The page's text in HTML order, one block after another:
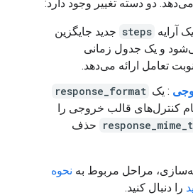
دو دسته تغییر وجود دارد:
آرایه steps جدید جایگزین
و یک جدول زمانی
تعامل ارائه می‌دهد.
: یک response_format
کنترل‌های قالب خروجی را
حذف
مراحل مربوط به نحوه
را دنبال کنید.